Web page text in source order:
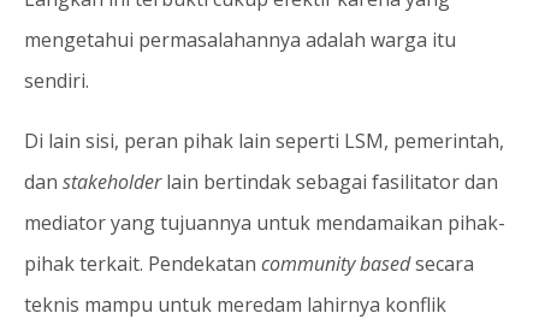
mengetahui permasalahannya adalah warga itu
sendiri.
Di lain sisi, peran pihak lain seperti LSM, pemerintah,
dan stakeholderlain bertindak sebagai fasilitator dan
mediator yang tujuannya untuk mendamaikan pihak-
pihak terkait. Pendekatan community basedsecara
teknis mampu untuk meredam lahirnya konflik